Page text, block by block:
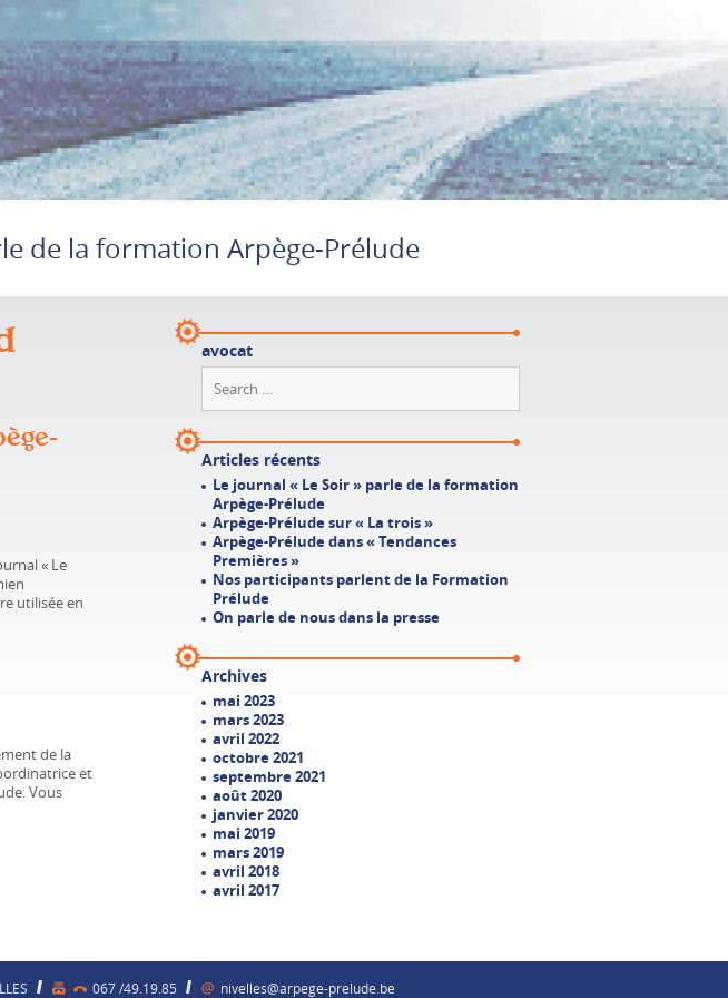
de la formation Arpège-Prélude
« Le
utilisée en
de la
et
Vous
avocat
Articles récents
Le journal « Le Soir » parle de la formation
Arpège-Prélude
Arpège-Prélude sur « La trois »
Arpège-Prélude dans « Tendances
Premières »
Nos participants parlent de la Formation
Prélude
On parle de nous dans la presse
Archives
mai 2023
mars 2023
avril 2022
octobre 2021
septembre 2021
août 2020
janvier 2020
mai 2019
mars 2019
avril 2018
avril 2017
067 /49.19.85 nivelles@arpege-prelude.be